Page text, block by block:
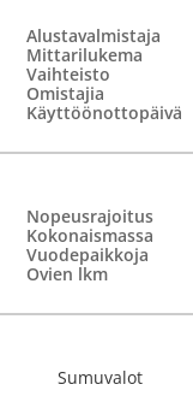
Alustavalmistaja
Mittarilukema
Vaihteisto
Omistajia
Käyttöönottopäivä
Nopeusrajoitus
Kokonaismassa
Vuodepaikkoja
Ovien lkm
Sumuvalot